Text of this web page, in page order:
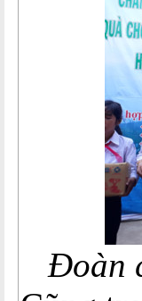
Đoàn